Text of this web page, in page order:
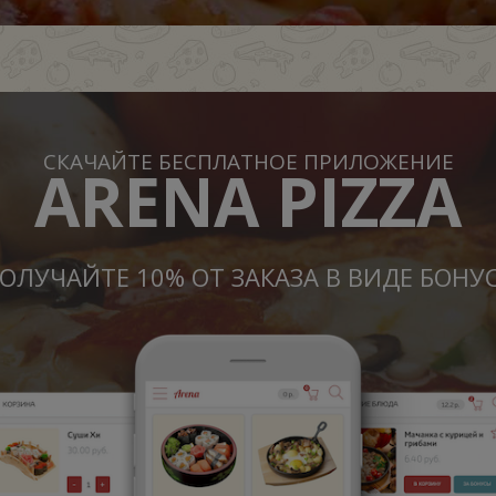
СКАЧАЙТЕ БЕСПЛАТНОЕ ПРИЛОЖЕНИЕ
ARENA PIZZA
10% ОТ ЗАКАЗА В ВИДЕ